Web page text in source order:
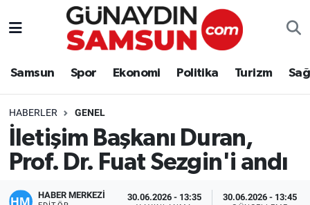
Samsun Spor Ekonomi Politika Turizm
HABERLER GENEL
İletişim Başkanı Duran,
Prof. Dr. Fuat Sezgin'i andı
HABER MERKEZİ 30.06.2026 - 13:35 30.06.2026 - 13:45
Samsun
Politika
Turizm
Nöbetçi Eczaneler
Süper Lig Puan Durumu ve Fikstür
Tüm Manşetler